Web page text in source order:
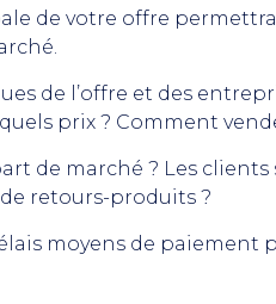
de votre offre
de l’offre et des
prix ? Comment
de marché ? Les
retours-produits ?
moyens de paiement